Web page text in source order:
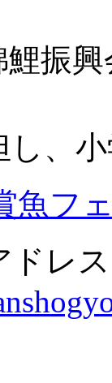
鯉振
し、
魚フ
ドレ